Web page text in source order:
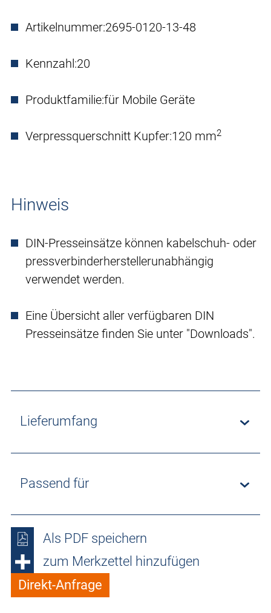
Artikelnummer:2695-0120-13-48
Kennzahl:20
Produktfamilie:für Mobile Geräte
Verpressquerschnitt Kupfer:120 mm2
Hinweis
DIN-Presseinsätze können kabelschuh- oder
pressverbinderherstellerunabhängig
verwendet werden.
Eine Übersicht aller verfügbaren DIN
Presseinsätze finden Sie unter "Downloads".
Lieferumfang
Passend für
Als PDF speichern
zum Merkzettel hinzufügen
Direkt-Anfrage